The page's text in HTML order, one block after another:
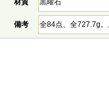
材質 黒曜石
備考 全84点、全727.7g